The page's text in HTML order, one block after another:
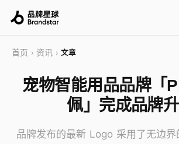
首页 › 资讯 › 文章
宠物智能用品品牌「
佩」完成品牌
品牌发布的最新 Logo 采用了无边界